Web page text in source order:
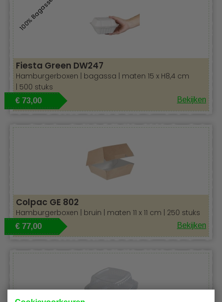
al wat u nodig heeft? Bestel dan snel voordelig uw
producten uit ons ruime assortiment.
100% Bagasse
Fiesta Green DW247
Hamburgerboxen | bagassa | maten 15 x H8,4 cm
| 500 stuks
€ 73,00 Bekijken
Colpac GE 802
Hamburgerboxen | bruin | maten 11 x 11 cm | 250 stuks
€ 77,00 Bekijken